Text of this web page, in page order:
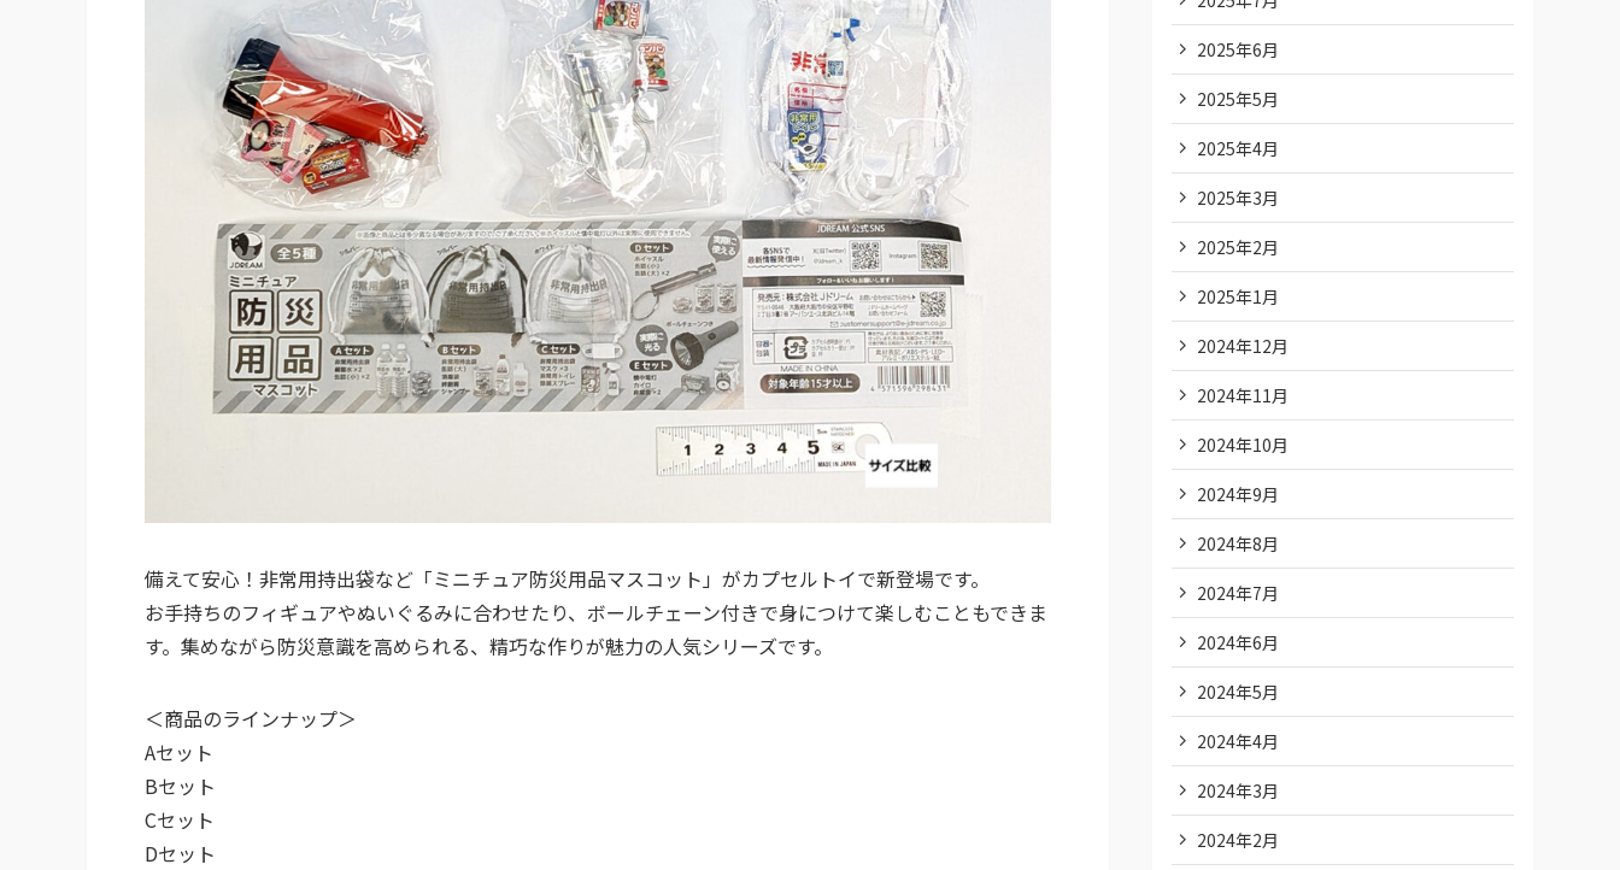
備えて安心！非常用持出袋など「ミニチュア防災用品マスコット」がカプセルトイで新登場です。
お手持ちのフィギュアやぬいぐるみに合わせたり、ボールチェーン付きで身につけて楽しむこともできま
す。集めながら防災意識を高められる、精巧な作りが魅力の人気シリーズです。
＜商品のラインナップ＞
Aセット
Bセット
Cセット
Dセット
2025年6月
2025年5月
2025年4月
2025年3月
2025年2月
2025年1月
2024年12月
2024年11月
2024年10月
2024年9月
2024年8月
2024年7月
2024年6月
2024年5月
2024年4月
2024年3月
2024年2月